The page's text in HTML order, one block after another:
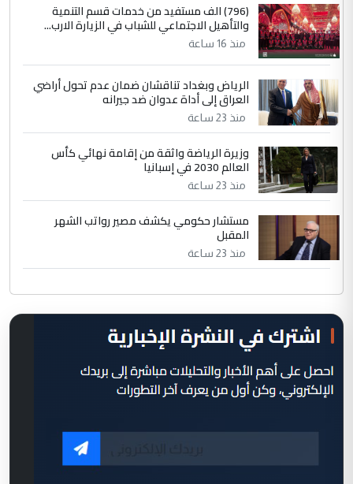
(796) الف مستفيد من خدمات قسم التنمية
والتأهيل الاجتماعي للشباب في الزيارة الارب...
منذ 16 ساعة
الرياض وبغداد تناقشان ضمان عدم تحول أراضي
العراق إلى أداة عدوان ضد جيرانه
منذ 23 ساعة
وزيرة الرياضة واثقة من إقامة نهائي كأس
العالم 2030 في إسبانيا
منذ 23 ساعة
مستشار حكومي يكشف مصير رواتب الشهر
المقبل
منذ 23 ساعة